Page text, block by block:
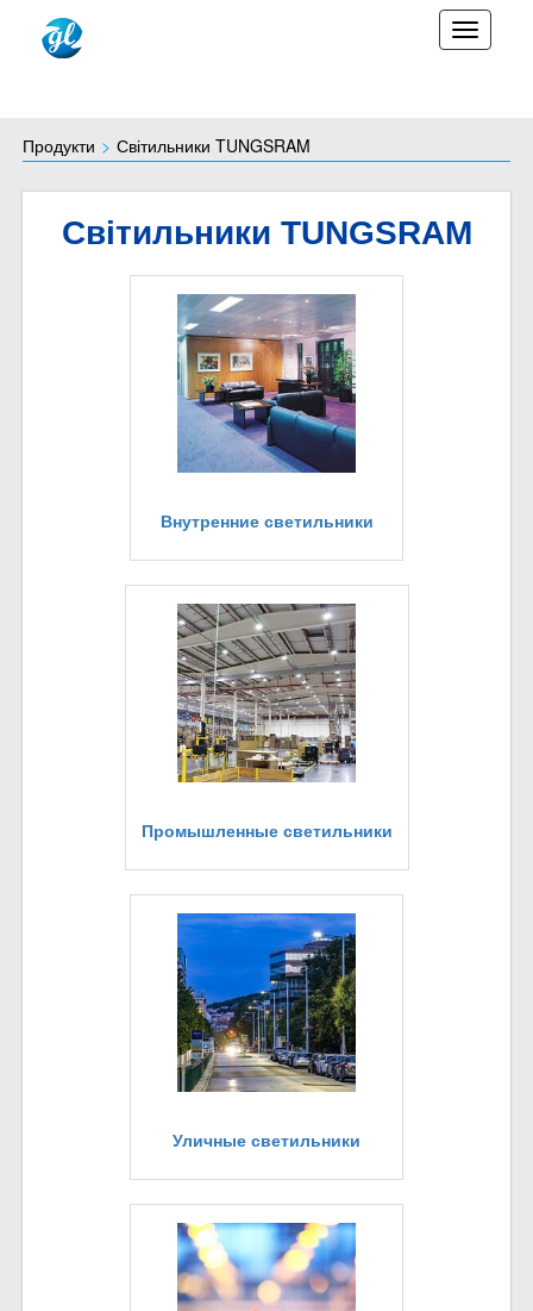
Продукти Світильники TUNGSRAM
Світильники TUNGSRAM
Внутренние светильники
Промышленные светильники
Уличные светильники